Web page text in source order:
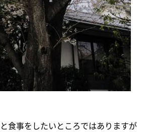
食事をしたいところではありますが